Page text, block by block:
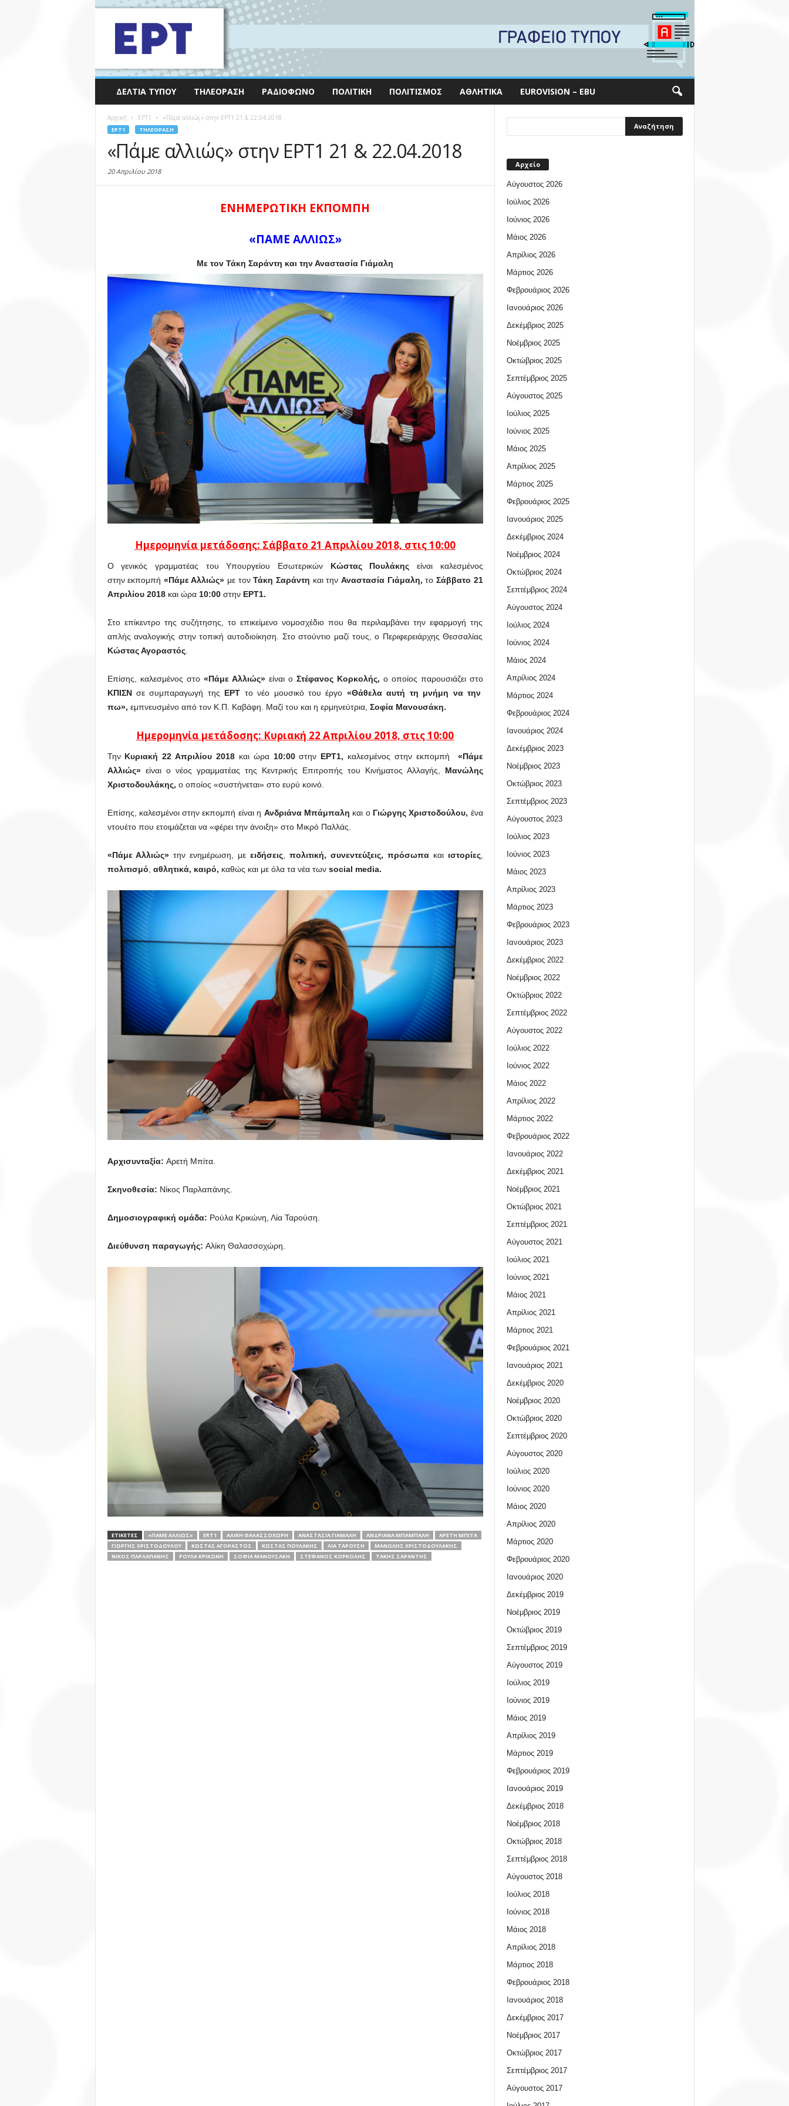
ΔΕΛΤΊΑ ΤΎΠΟΥ ΤΗΛΕΌΡΑΣΗ ΡΑΔΙΌΦΩΝΟ ΠΟΛΙΤΙΚΉ ΠΟΛΙΤΙΣΜΌΣ ΑΘΛΗΤΙΚΆ EUROVISION – EBU
Αρχική EΡΤ1 «Πάμε αλλιώς» στην ΕΡΤ1 21 & 22.04.2018
EΡΤ1 ΤΗΛΕΌΡΑΣΗ
«Πάμε αλλιώς» στην ΕΡΤ1 21 & 22.04.2018
20 Απριλίου 2018
ΕΝΗΜΕΡΩΤΙΚΗ ΕΚΠΟΜΠΗ
«ΠΑΜΕ ΑΛΛΙΩΣ»
Με τον Τάκη Σαράντη και την Αναστασία Γιάμαλη
Ημερομηνία μετάδοσης: Σάββατο 21 Απριλίου 2018, στις 10:00
Ο γενικός γραμματέας του Υπουργείου Εσωτερικών Κώστας Πουλάκης είναι καλεσμένος
στην εκπομπή «Πάμε Αλλιώς» με τονΤάκη Σαράντη και την Αναστασία Γιάμαλη, το Σάββατο 21
Απριλίου 2018 και ώρα10:00στηνΕΡΤ1.
Στο επίκεντρο της συζήτησης, το επικείμενο νομοσχέδιο που θα περιλαμβάνει την εφαρμογή της
απλής αναλογικής στην τοπική αυτοδιοίκηση. Στο στούντιο μαζί τους, ο Περιφερειάρχης Θεσσαλίας
Κώστας Αγοραστός.
Επίσης, καλεσμένος στο «Πάμε Αλλιώς» είναι οΣτέφανος Κορκολής, ο οποίος παρουσιάζει στο
ΚΠΙΣΝ σε συμπαραγωγή της ΕΡΤ το νέο μουσικό του έργο «Θάθελα αυτή τη μνήμη να την
πω», εμπνευσμένο από τον Κ.Π. Καβάφη. Μαζί του και η ερμηνεύτρια, Σοφία Μανουσάκη.
Ημερομηνία μετάδοσης: Κυριακή 22 Απριλίου 2018, στις 10:00
Την Κυριακή 22 Απριλίου 2018και ώρα 10:00στην ΕΡΤ1, καλεσμένος στην εκπομπή «Πάμε
Αλλιώς»είναι ο νέος γραμματέας της Κεντρικής Επιτροπής του Κινήματος Αλλαγής, Μανώλης
Χριστοδουλάκης, ο οποίος «συστήνεται» στο ευρύ κοινό.
Επίσης, καλεσμένοι στην εκπομπή είναι η Ανδριάνα Μπάμπαλη και ο Γιώργης Χριστοδούλου, ένα
ντουέτο που ετοιμάζεται να «φέρει την άνοιξη» στο Μικρό Παλλάς.
«Πάμε Αλλιώς» την ενημέρωση, μεειδήσεις πολιτική, συνεντεύξεις, πρόσωπακαι ιστορίες,
πολιτισμό αθλητικά, καιρό, καθώς και με όλα τα νέα των social media.
Αρχισυνταξία: Αρετή Μπίτα.
Σκηνοθεσία: Νίκος Παρλαπάνης.
Δημοσιογραφική ομάδα: Ρούλα Κρικώνη, Λία Ταρούση.
Διεύθυνση παραγωγής: Αλίκη Θαλασσοχώρη.
ΕΤΙΚΕΤΕΣ «ΠΆΜΕ ΑΛΛΙΏΣ» ERT1 ΑΛΊΚΗ ΘΑΛΑΣΣΟΧΏΡΗ ΑΝΑΣΤΑΣΊΑ ΓΙΆΜΑΛΗ ΑΝΔΡΙΆΝΑ ΜΠΆΜΠΑΛΗ
ΑΡΕΤΉ ΜΠΊΤΑ
ΓΙΏΡΓΗΣ ΧΡΙΣΤΟΔΟΎΛΟΥ
ΚΏΣΤΑΣ ΑΓΟΡΑΣΤΌΣ ΚΏΣΤΑΣ ΠΟΥΛΆΚΗΣ ΛΊΑ ΤΑΡΟΎΣΗ
ΜΑΝΏΛΗΣ ΧΡΙΣΤΟΔΟΥΛΆΚΗΣ
ΝΊΚΟΣ ΠΑΡΛΑΠΆΝΗΣ
ΡΟΎΛΑ ΚΡΙΚΏΝΗ ΣΟΦΊΑ ΜΑΝΟΥΣΆΚΗ ΣΤΈΦΑΝΟΣ ΚΟΡΚΟΛΉΣ ΤΆΚΗΣ ΣΑΡΆΝΤΗΣ
Αρχείο
Αύγουστος 2026
Ιούλιος 2026
Ιούνιος 2026
Μάιος 2026
Απρίλιος 2026
Μάρτιος 2026
Φεβρουάριος 2026
Ιανουάριος 2026
Δεκέμβριος 2025
Νοέμβριος 2025
Οκτώβριος 2025
Σεπτέμβριος 2025
Αύγουστος 2025
Ιούλιος 2025
Ιούνιος 2025
Μάιος 2025
Απρίλιος 2025
Μάρτιος 2025
Φεβρουάριος 2025
Ιανουάριος 2025
Δεκέμβριος 2024
Νοέμβριος 2024
Οκτώβριος 2024
Σεπτέμβριος 2024
Αύγουστος 2024
Ιούλιος 2024
Ιούνιος 2024
Μάιος 2024
Απρίλιος 2024
Μάρτιος 2024
Φεβρουάριος 2024
Ιανουάριος 2024
Δεκέμβριος 2023
Νοέμβριος 2023
Οκτώβριος 2023
Σεπτέμβριος 2023
Αύγουστος 2023
Ιούλιος 2023
Ιούνιος 2023
Μάιος 2023
Απρίλιος 2023
Μάρτιος 2023
Φεβρουάριος 2023
Ιανουάριος 2023
Δεκέμβριος 2022
Νοέμβριος 2022
Οκτώβριος 2022
Σεπτέμβριος 2022
Αύγουστος 2022
Ιούλιος 2022
Ιούνιος 2022
Μάιος 2022
Απρίλιος 2022
Μάρτιος 2022
Φεβρουάριος 2022
Ιανουάριος 2022
Δεκέμβριος 2021
Νοέμβριος 2021
Οκτώβριος 2021
Σεπτέμβριος 2021
Αύγουστος 2021
Ιούλιος 2021
Ιούνιος 2021
Μάιος 2021
Απρίλιος 2021
Μάρτιος 2021
Φεβρουάριος 2021
Ιανουάριος 2021
Δεκέμβριος 2020
Νοέμβριος 2020
Οκτώβριος 2020
Σεπτέμβριος 2020
Αύγουστος 2020
Ιούλιος 2020
Ιούνιος 2020
Μάιος 2020
Απρίλιος 2020
Μάρτιος 2020
Φεβρουάριος 2020
Ιανουάριος 2020
Δεκέμβριος 2019
Νοέμβριος 2019
Οκτώβριος 2019
Σεπτέμβριος 2019
Αύγουστος 2019
Ιούλιος 2019
Ιούνιος 2019
Μάιος 2019
Απρίλιος 2019
Μάρτιος 2019
Φεβρουάριος 2019
Ιανουάριος 2019
Δεκέμβριος 2018
Νοέμβριος 2018
Οκτώβριος 2018
Σεπτέμβριος 2018
Αύγουστος 2018
Ιούλιος 2018
Ιούνιος 2018
Μάιος 2018
Απρίλιος 2018
Μάρτιος 2018
Φεβρουάριος 2018
Ιανουάριος 2018
Δεκέμβριος 2017
Νοέμβριος 2017
Οκτώβριος 2017
Σεπτέμβριος 2017
Αύγουστος 2017